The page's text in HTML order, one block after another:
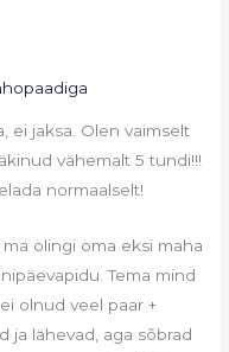
ei jaksa. Olen vaimselt
vähemalt 5 tundi!!!
normaalselt!
olingi oma eksi maha
Tema mind
olnud veel paar +
ja lähevad, aga sõbrad